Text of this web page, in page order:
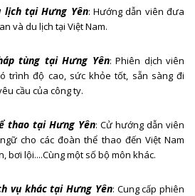
lịch tại Hưng Yên: Hướng dẫn viên đưa
và du lịch tại Việt Nam.
tùng tại Hưng Yên: Phiên dịch viên
trình độ cao, sức khỏe tốt, sẵn sàng đi
cầu của công ty.
thao tại Hưng Yên: Cử hướng dẫn viên
cho các đoàn thể thao đến Việt Nam
bơi lội....Cùng một số bộ môn khác.
vụ khác tại Hưng Yên: Cung cấp phiên